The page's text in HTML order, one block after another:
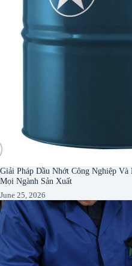
Giải Pháp Dầu Nhớt Công Nghiệp
Mọi Ngành Sản Xuất
June 25, 2026